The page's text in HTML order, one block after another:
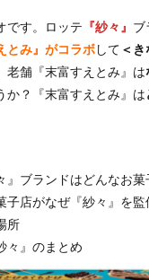
です。ロッテ 『紗々』 ブ
とみ』がコラボして ＜
老舗『末富すえとみ』は
か？『末富すえとみ』は
ブランドはどんなお菓
店がなぜ『紗々』を監
所
』のまとめ